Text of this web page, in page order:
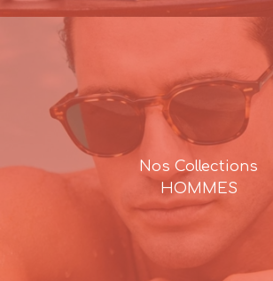
Nos Collections
HOMMES